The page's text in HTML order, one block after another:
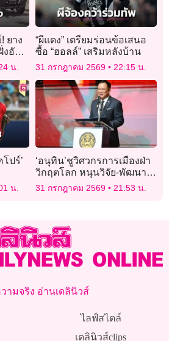
ยาง
งอัด
ยับ
น.
“ผีแดง” เตรียมร่อนข้อเสนอ
ซื้อ “ฮอลล์” เสริมหลังบ้าน
31 กรกฎาคม 2569 22:15 น.
โปร์’
น.
‘อนุทิน’ชูวิศวกรการเมืองฝ่า
วิกฤตโลก หนุนวิจัย-พัฒนา
วางกรอบรับเทรนด์เอไอ
31 กรกฎาคม 2569 21:53 น.
ามจริง อ่านเดลินิวส์
ไลฟ์สไตล์
เดลินิวส์clips